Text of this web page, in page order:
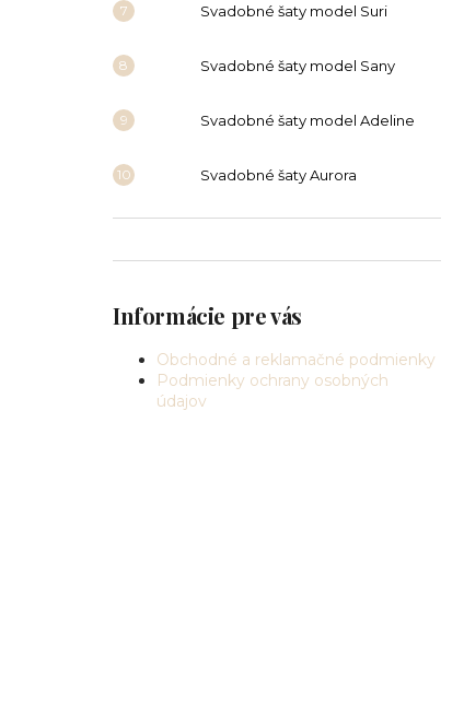
Svadobné šaty model Suri
Svadobné šaty model Sany
Svadobné šaty model Adeline
Svadobné šaty Aurora
Informácie pre vás
Obchodné a reklamačné podmienky
Podmienky ochrany osobných
údajov